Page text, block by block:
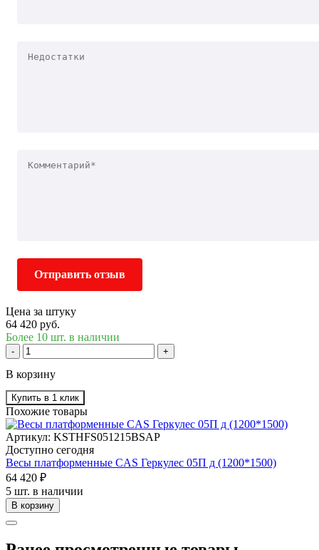
Отправить отзыв
Цена за штуку
64 420 руб.
Более 10 шт. в наличии
- +
В корзину
Купить в 1 клик
Похожие товары
Артикул: KSTHFS051215BSAP
Доступно сегодня
Весы платформенные CAS Геркулес 05П д (1200*1500)
64 420 ₽
5 шт. в наличии
В корзину